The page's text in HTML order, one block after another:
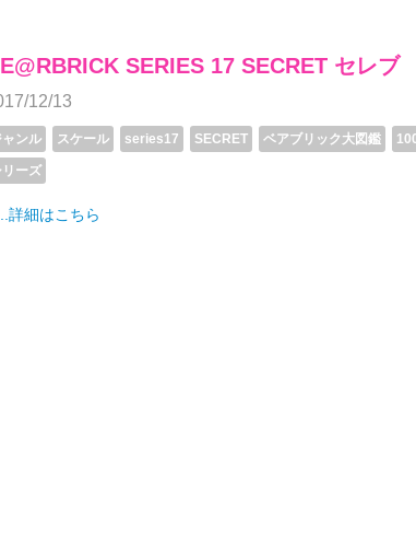
SERIES 17 SECRET セレブ
12/13
ャンル スケール series17 SECRET ベアブリック大図鑑
リーズ
...詳細はこちら